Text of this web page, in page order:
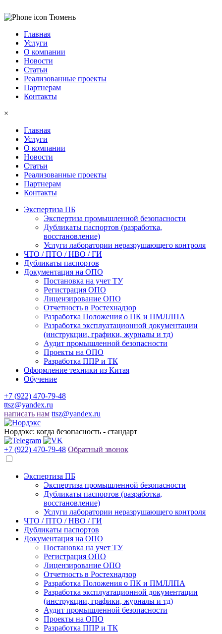
Тюмень
Главная
Услуги
О компании
Новости
Статьи
Реализованные проекты
Партнерам
Контакты
×
Главная
Услуги
О компании
Новости
Статьи
Реализованные проекты
Партнерам
Контакты
Экспертиза ПБ
Экспертиза промышленной безопасности
Дубликаты паспортов (разработка,
восстановление)
Услуги лаборатории неразрушающего контроля
ЧТО / ПТО / НВО / ГИ
Дубликаты паспортов
Документация на ОПО
Постановка на учет ТУ
Регистрация ОПО
Лицензирование ОПО
Отчетность в Ростехнадзор
Разработка Положения о ПК и ПМЛЛПА
Разработка эксплуатационной документации
(инструкции, графики, журналы и тд)
Аудит промышленной безопасности
Проекты на ОПО
Разработка ППР и ТК
Оформление техники из Китая
Обучение
+7 (922) 470-79-48
ttsz@yandex.ru
написать нам ttsz@yandex.ru
Нордэкс: когда безопасность - стандарт
+7 (922) 470-79-48 Обратный звонок
Экспертиза ПБ
Экспертиза промышленной безопасности
Дубликаты паспортов (разработка,
восстановление)
Услуги лаборатории неразрушающего контроля
ЧТО / ПТО / НВО / ГИ
Дубликаты паспортов
Документация на ОПО
Постановка на учет ТУ
Регистрация ОПО
Лицензирование ОПО
Отчетность в Ростехнадзор
Разработка Положения о ПК и ПМЛЛПА
Разработка эксплуатационной документации
(инструкции, графики, журналы и тд)
Аудит промышленной безопасности
Проекты на ОПО
Разработка ППР и ТК